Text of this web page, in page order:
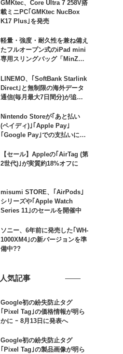
GMKtec、Core Ultra 7 258V搭
載ミニPC｢GMKtec NucBox
K17 Plus｣を発売
軽量・強度・耐久性を兼ね備え
たフルオープン式のiPad mini
専用スリングバッグ「MinZ
発売
LINEMO、｢SoftBank Starlink
Direct｣と無制限の海外データ
通信(毎月最大7日間分)が追加
Nintendo Storeが｢あと払い
(ペイディ)｣｢Apple Pay｣
｢Google Pay｣での支払いに対
【セール】Appleの｢AirTag (第
2世代)｣が実質約18%オフに
misumi STORE、｢AirPods｣
シリーズや｢Apple Watch
Series 11｣のセールを開催中
ソニー、6年前に発売した｢WH-
1000XM4｣の新バージョンを準
備中??
人気記事
Google初の紛失防止タグ
｢Pixel Tag｣の価格情報が明ら
かに ｰ 8月13日に発表へ
Google初の紛失防止タグ
｢Pixel Tag｣の製品画像が明ら